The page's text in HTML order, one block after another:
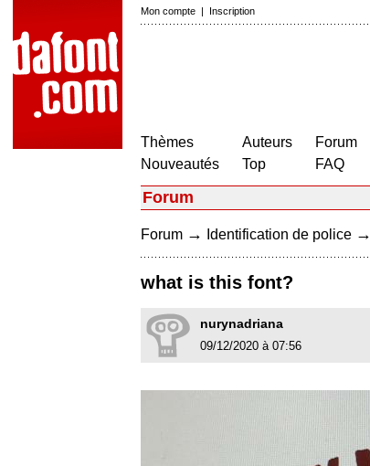
Mon compte | Inscription
Thèmes
Nouveautés
Auteurs
Top
Forum
FAQ
Forum
Forum → Identification de police →
what is this font?
nurynadriana
09/12/2020 à 07:56